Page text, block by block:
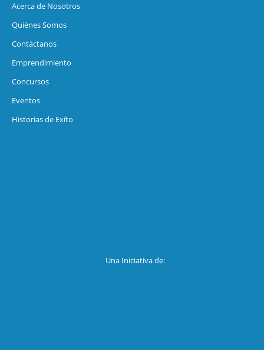
Acerca de Nosotros
Quiénes Somos
Contáctanos
Emprendimiento
Concursos
Eventos
Historias de Exíto
Una Iniciativa de: